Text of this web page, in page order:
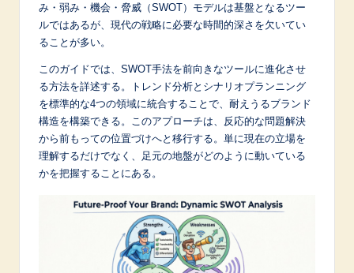
み・弱み・機会・脅威（SWOT）モデルは基盤となるツー
ルではあるが、現代の戦略に必要な時間的深さを欠いてい
ることが多い。
このガイドでは、SWOT手法を前向きなツールに進化させ
る方法を詳述する。トレンド分析とシナリオプランニング
を標準的な4つの領域に統合することで、耐えうるブランド
構造を構築できる。このアプローチは、反応的な問題解決
から前もっての位置づけへと移行する。単に現在の立場を
理解するだけでなく、足元の地盤がどのように動いている
かを把握することにある。